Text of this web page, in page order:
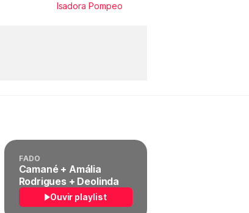
Isadora Pompeo
FADO
Camané + Amália
Rodrigues + Deolinda
Ouvir playlist